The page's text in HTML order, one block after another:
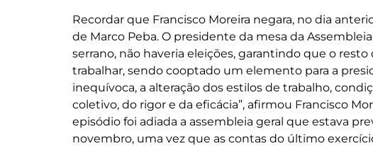
Recordar que Francisco Moreira negara, no dia
de Marco Peba. O presidente da mesa da
serrano, não haveria eleições, garantindo que o
trabalhar, sendo cooptado um elemento para a
inequívoca, a alteração dos estilos de trabalho,
coletivo, do rigor e da eficácia”, afirmou Francisco
episódio foi adiada a assembleia geral que estava
novembro, uma vez que as contas do último